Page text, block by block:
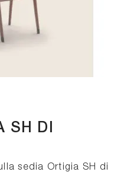
SH DI
sedia Ortigia SH di